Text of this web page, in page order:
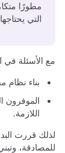
مطورًا
التي
مع الأسئلة في
بناء نظام
الموفرون
اللازمة.
للمصادقة،